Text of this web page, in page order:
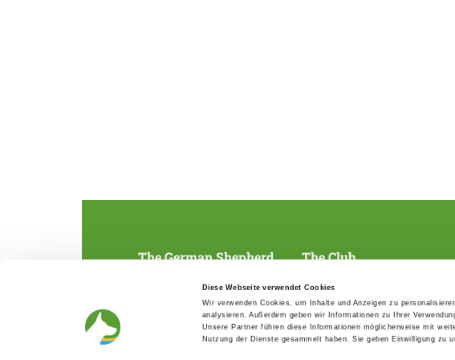
Diese Webseite verwendet Cookies
Wir verwenden Cookies, um Inhalte und Anzeigen zu
analysieren. Außerdem geben wir Informationen zu Ihrer
Unsere Partner führen diese Informationen möglicherweise mit
Nutzung der Dienste gesammelt haben. Sie geben Einwilligung zu
The German Shepherd
Breeding and upbringing
Helper and saviour
Breeding predisposition test
The Club
SV magazine
Local groups
Youth
Press